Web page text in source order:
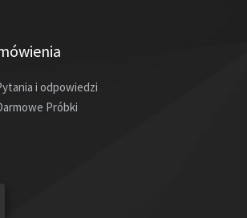
i odpowiedzi
Próbki